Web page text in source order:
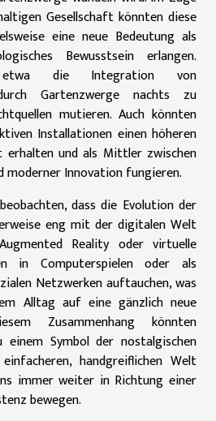
Gesellschaft könnten diese
eine neue Bedeutung als
Bewusstsein erlangen.
die Integration von
Gartenzwerge nachts zu
mutieren. Auch könnten
Installationen einen höheren
erhalten und als Mittler zwischen
Innovation fungieren.
dass die Evolution der
eng mit der digitalen Welt
Reality oder virtuelle
in Computerspielen oder als
Netzwerken auftauchen, was
Alltag auf eine gänzlich neue
Zusammenhang könnten
einem Symbol der nostalgischen
handgreiflichen Welt
immer weiter in Richtung einer
bewegen.